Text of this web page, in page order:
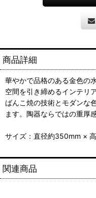
商品詳細
華やかで品格のある金色の
空間を引き締めるインテリ
ばんこ焼の技術とモダンな
ます。陶器ならではの重厚
サイズ：直径約350mm ×
関連商品